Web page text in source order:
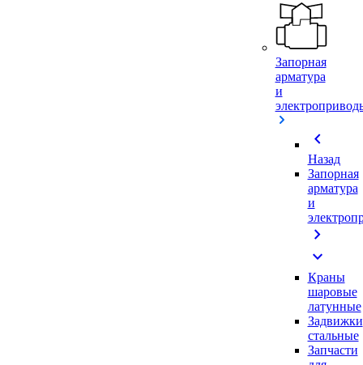
Запорная
арматура
и
chevron_left
Назад
Запорная
арматура
и
chevron_right
expand_more
Краны
шаровые
латунные
Задвижки
стальные
Запчасти